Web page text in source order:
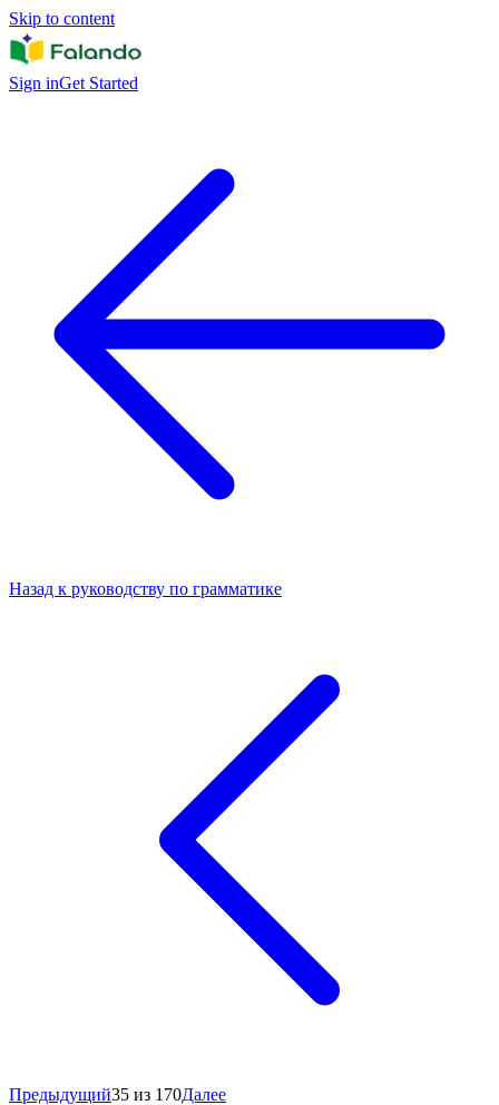
Skip to content
Sign inGet Started
Назад к руководству по грамматике
Предыдущий35 из 170Далее